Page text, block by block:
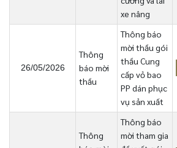
xe nâng
26/05/2026
Thông
báo mời
thầu
Thông báo
mời thầu gói
thầu Cung
cấp vỏ bao
PP dán phục
vụ sản xuất
Thông
Thông báo
mời tham gia